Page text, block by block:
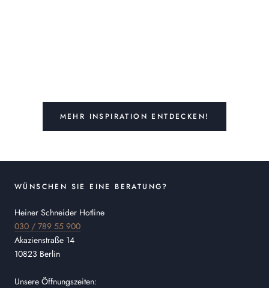
MEHR INSPIRATION ENTDECKEN!
WÜNSCHEN SIE EINE BERATUNG?
Heiner Schneider Hotline
030 / 789 55 900
Akazienstraße 14
10823 Berlin
Unsere Öffnungszeiten: